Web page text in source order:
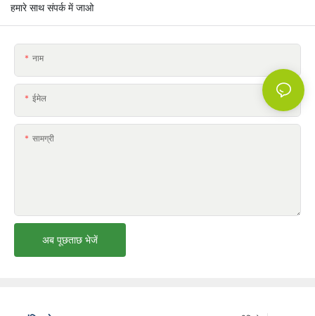
हमारे साथ संपर्क में जाओ
नाम
ईमेल
सामग्री
अब पूछताछ भेजें